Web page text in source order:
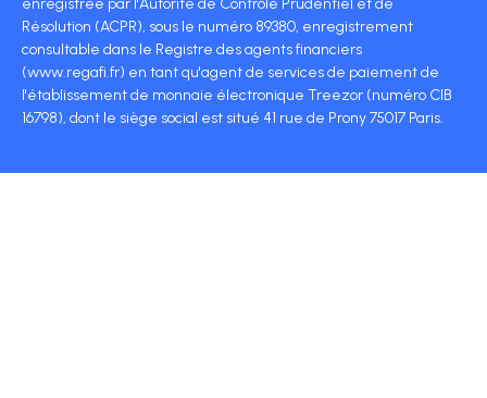
Résolution (ACPR), sous le numéro 89380, enregistrement
consultable dans le Registre des agents financiers
(www.regafi.fr) en tant qu'agent de services de paiement de
l'établissement de monnaie électronique Treezor (numéro CIB
16798), dont le siège social est situé 41 rue de Prony 75017 Paris.